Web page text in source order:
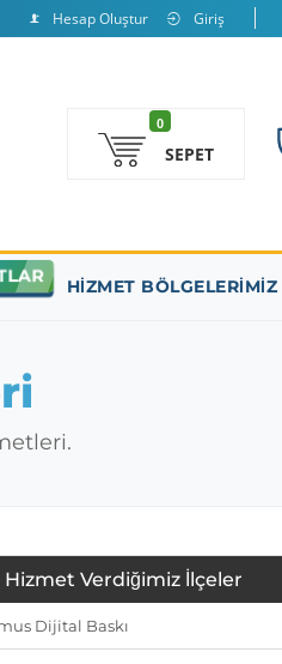
Hesap Oluştur Giriş
0
SEPET
HIZMET BÖLGELERIMIZ
Hizmet Verdiğimiz İlçeler
Dijital Baskı